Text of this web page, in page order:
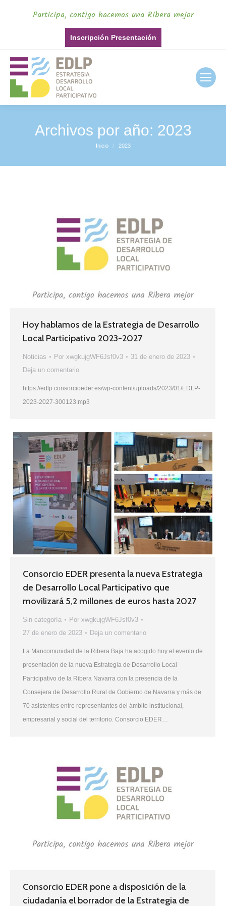
Participa, contigo hacemos una Ribera mejor
Inscripción Presentación
Archivos por año: 2023
Estás aquí:
Inicio 2023
Hoy hablamos de la Estrategia de Desarrollo
Local Participativo 2023-2027
Noticias Por xwgkujgWF6Jsf0v3
31 de enero de 2023
Deja un comentario
https://edlp.consorcioeder.es/wp-content/uploads/2023/01/EDLP-
2023-2027-300123.mp3
Consorcio EDER presenta la nueva Estrategia
de Desarrollo Local Participativo que
movilizará 5,2 millones de euros hasta 2027
Sin categoría Por xwgkujgWF6Jsf0v3
27 de enero de 2023
Deja un comentario
La Mancomunidad de la Ribera Baja ha acogido hoy el evento de
presentación de la nueva Estrategia de Desarrollo Local
Participativo de la Ribera Navarra con la presencia de la
Consejera de Desarrollo Rural de Gobierno de Navarra y más de
70 asistentes entre representantes del ámbito institucional,
empresarial y social del territorio. Consorcio EDER…
Consorcio EDER pone a disposición de la
ciudadanía el borrador de la Estrategia de